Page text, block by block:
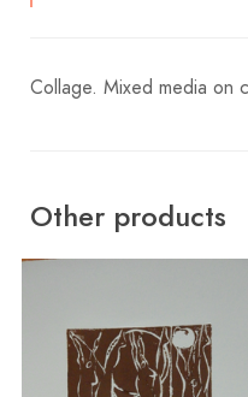
Collage. Mixed media on
Other products